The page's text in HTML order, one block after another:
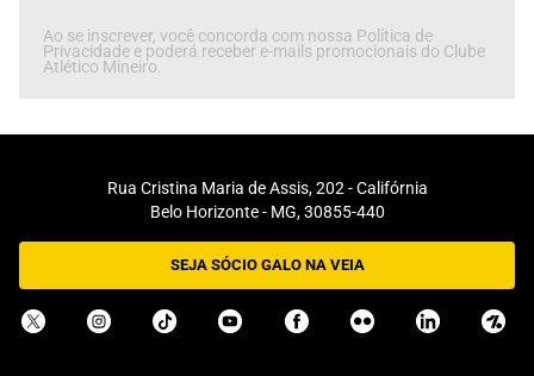
Ao se inscrever, você concorda com nossa Política de
Privacidade e poderá receber e-mails promocionais do Clube
Atlético Mineiro.
Rua Cristina Maria de Assis, 202 - Califórnia
Belo Horizonte - MG, 30855-440
SEJA SÓCIO GALO NA VEIA